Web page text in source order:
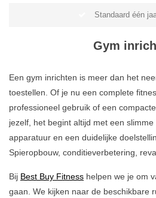
Standaard één
Gym
Een gym inrichten is meer dan het
toestellen. Of je nu een complete
professioneel gebruik of een
jezelf, het begint altijd met een
apparatuur en een duidelijke
Spieropbouw, conditieverbetering,
Bij Best Buy Fitness helpen we je om
gaan. We kijken naar de beschikbare